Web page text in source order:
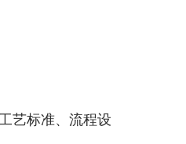
艺标准、流程设